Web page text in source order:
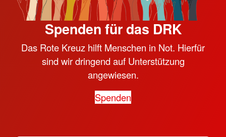
Spenden für das DRK
Das Rote Kreuz hilft Menschen in Not. Hierfür
sind wir dringend auf Unterstützung
angewiesen.
Spenden